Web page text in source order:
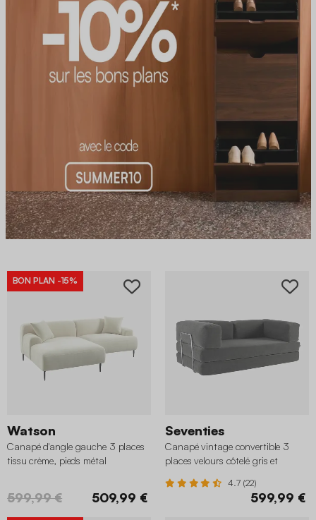
BON PLAN -15%
Watson
Canapé d'angle gauche 3 places
tissu crème, pieds métal
599,99 € 509,99 €
Seventies
Canapé vintage convertible 3
places velours côtelé gris et
4.7 (22)
599,99 €